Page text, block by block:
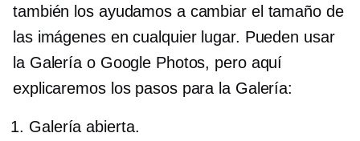
también los ayudamos a cambiar el tamaño de
las imágenes en cualquier lugar. Pueden usar
la Galería o Google Photos, pero aquí
explicaremos los pasos para la Galería:
Galería abierta.